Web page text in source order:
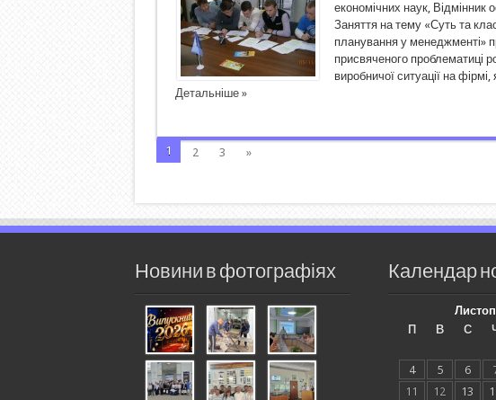
економічних наук, Відмінник
Заняття на тему «Суть та
планування у менеджменті»
присвяченого проблематиці
виробничої ситуації на
Детальніше »
1 2 3 »
Новини в фотографіях Календар
П
В С
4
5 6
11
12 13